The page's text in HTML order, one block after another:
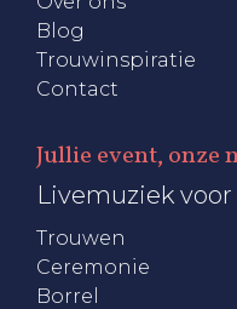
Blog
Trouwinspiratie
Contact
Jullie event, onze
Livemuziek
Trouwen
Ceremonie
Borrel